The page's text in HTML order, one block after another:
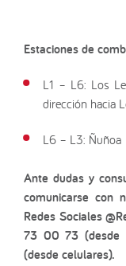
Estaciones de
L1 – L6: Los
dirección hacia
L6 – L3: Ñuñoa
Ante dudas y
comunicarse con
Redes Sociales
73 00 73
(desde celulares).